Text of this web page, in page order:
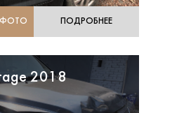
ФОТО ПОДРОБНЕЕ
2018